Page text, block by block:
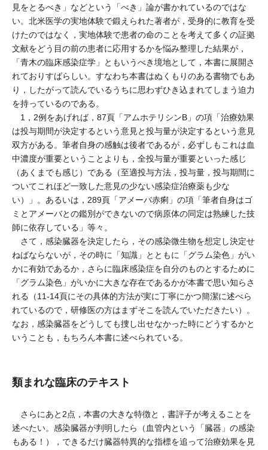
見をとるべき」などという「べき」論が書かれているのではな
い。北米医学の実地体験で鍛えられた著者が，受身的に教育を受
けたのではなく，実地体験で患者の命のことを考えて多くの証拠
文献をどう目の前の患者に応用するかを悩み整理した結果が，
「青木の臨床感染症学」ともいうべき境地として，本書に展開さ
れておりすばらしい。すなわち本書はぬくもりのある書物でもあ
り，したがって読んでいるうちに思わずひき込まれてしまう迫力
を持っているのである。
1，2例をあげれば，87頁「アムホテリシンB」の項「治療効果
は投与期間が決定するという意見と投与量が決定するという意見
双方がある。筆者自身の感触は後者であるが，必ずしもこれは血
中濃度が重要ということよりも，全投与量が重要といった感じ
（あくまでも感じ）である（至適投与方法，投与量，投与期間に
ついてこれほど一致した意見の少ない感染症治療薬も少な
い）」。あるいは，289頁「アメーバ赤痢」の項「筆者自身はゴ
ミとアメーバとの鑑別ができないので病原体の同定は熟練した技
師に依存している」等々。
さて，感染臓器を決定したら，その感染微生物を想定し決定せ
ねばならないが，その時に「知識」とともに「グラム染色」がい
かに有効であるか，さらに臨床感染症を自分のものとするために
「グラム染色」がいかに大きな存在であるかが本書で思い知らさ
れる（11-14頁にその具体的方法が実に丁寧にかつ簡潔に述べら
れているので，研修医の方はまずそこを読んでいただきたい）。
なお，感染臓器をどうしても捜し出せなかった時にどうするかと
いうことも，もちろん本書に述べられている。
類まれな臨床のテキスト
さらにあと2点，本書の大きな特徴と，書評子が考えることを
述べたい。感染臓器が判明したら（血管内という「臓器」の感染
もある！），できるだけ臓器特異的な指標を追って治療効果を見